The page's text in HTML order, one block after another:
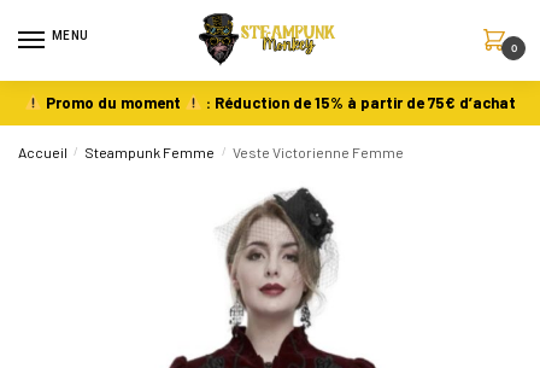
MENU
0
Promo du moment : Réduction de 15% à partir de 75€ d’achat
Accueil / Steampunk Femme / Veste Victorienne Femme